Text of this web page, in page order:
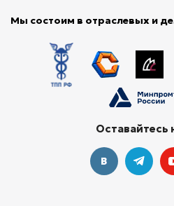
Мы состоим в отраслевых и
Оставайтесь